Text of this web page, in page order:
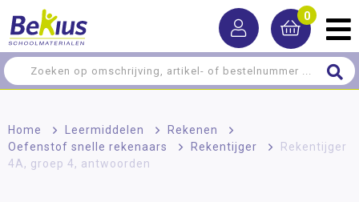
0
Home > Leermiddelen > Rekenen
>
Oefenstof snelle rekenaars
> Rekentijger >
Rekentijger
4A, groep 4, antwoorden